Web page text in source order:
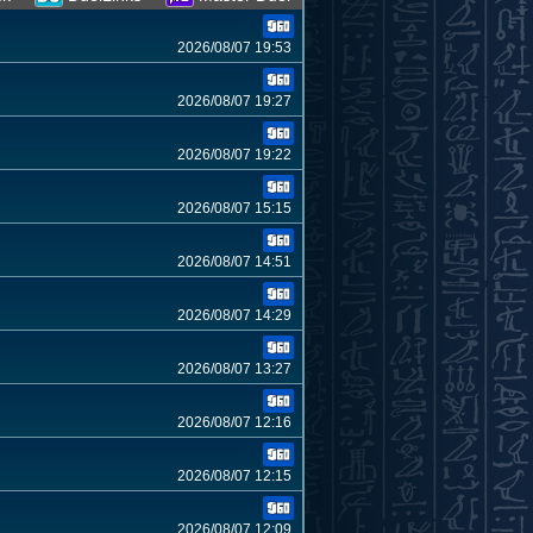
2026/08/07 19:53
2026/08/07 19:27
2026/08/07 19:22
2026/08/07 15:15
2026/08/07 14:51
2026/08/07 14:29
2026/08/07 13:27
2026/08/07 12:16
2026/08/07 12:15
2026/08/07 12:09